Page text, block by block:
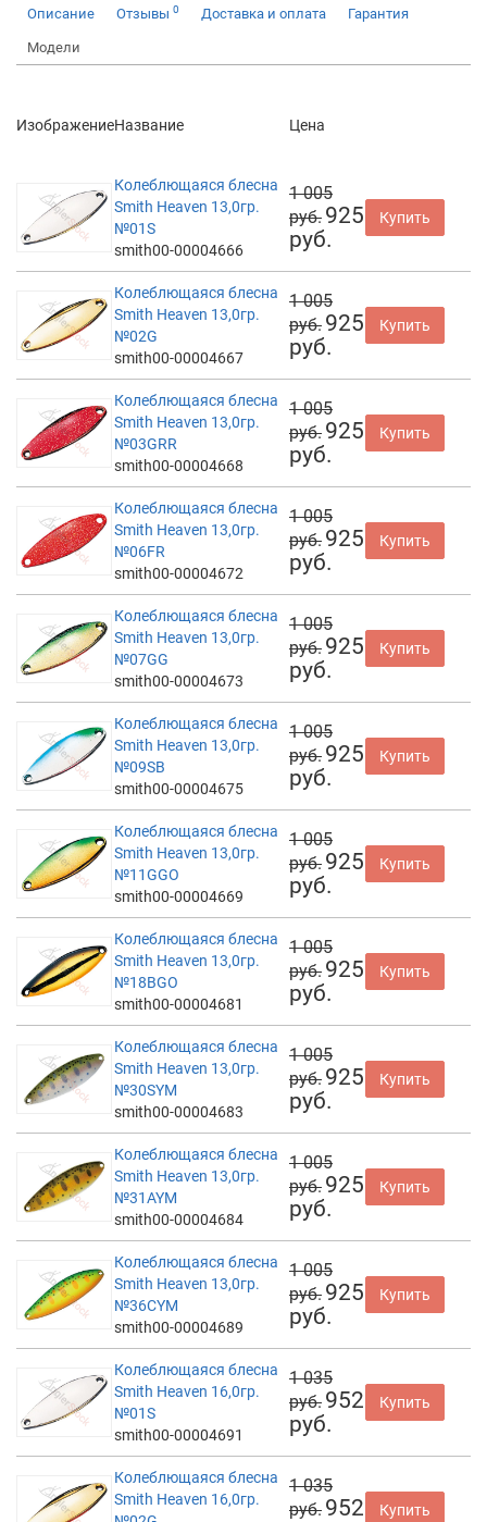
Описание Отзывы 0 Доставка и оплата Гарантия
Модели
ИзображениеНазвание Цена
Колеблющаяся блесна
Smith Heaven 13,0гр.
№01S
smith00-00004666
1 005
руб. 925
руб.
Купить
Колеблющаяся блесна
Smith Heaven 13,0гр.
№02G
smith00-00004667
1 005
руб. 925
руб.
Купить
Колеблющаяся блесна
Smith Heaven 13,0гр.
№03GRR
smith00-00004668
1 005
руб. 925
руб.
Купить
Колеблющаяся блесна
Smith Heaven 13,0гр.
№06FR
smith00-00004672
1 005
руб. 925
руб.
Купить
Колеблющаяся блесна
Smith Heaven 13,0гр.
№07GG
smith00-00004673
1 005
руб. 925
руб.
Купить
Колеблющаяся блесна
Smith Heaven 13,0гр.
№09SB
smith00-00004675
1 005
руб. 925
руб.
Купить
Колеблющаяся блесна
Smith Heaven 13,0гр.
№11GGO
smith00-00004669
1 005
руб. 925
руб.
Купить
Колеблющаяся блесна
Smith Heaven 13,0гр.
№18BGO
smith00-00004681
1 005
руб. 925
руб.
Купить
Колеблющаяся блесна
Smith Heaven 13,0гр.
№30SYM
smith00-00004683
1 005
руб. 925
руб.
Купить
Колеблющаяся блесна
Smith Heaven 13,0гр.
№31AYM
smith00-00004684
1 005
руб. 925
руб.
Купить
Колеблющаяся блесна
Smith Heaven 13,0гр.
№36CYM
smith00-00004689
1 005
руб. 925
руб.
Купить
Колеблющаяся блесна
Smith Heaven 16,0гр.
№01S
smith00-00004691
1 035
руб. 952
руб.
Купить
Колеблющаяся блесна
Smith Heaven 16,0гр.
1 035
руб. 952
Купить